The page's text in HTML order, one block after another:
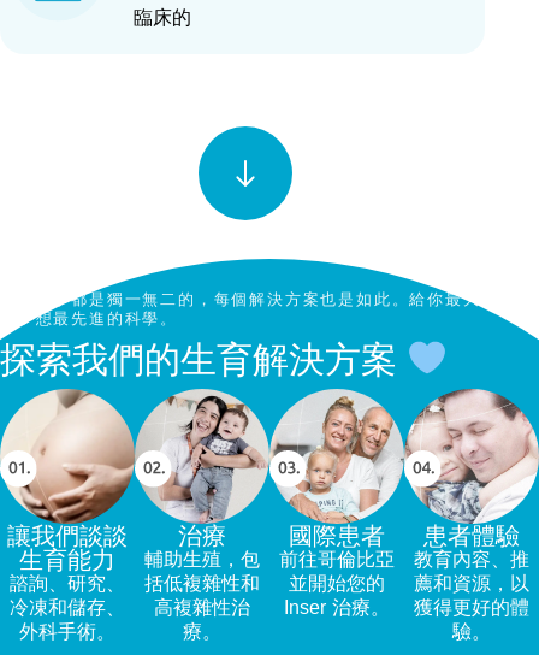
臨床的
每個故事都是獨一無二的，每個解決方案也是如此。給你最大
的夢想最先進的科學。
探索我們的生育解決方案
讓我們談談
生育能力
諮詢、研究、
冷凍和儲存、
外科手術。
治療
輔助生殖，包
括低複雜性和
高複雜性治
療。
國際患者
前往哥倫比亞
並開始您的
Inser 治療。
患者體驗
教育內容、推
薦和資源，以
獲得更好的體
驗。